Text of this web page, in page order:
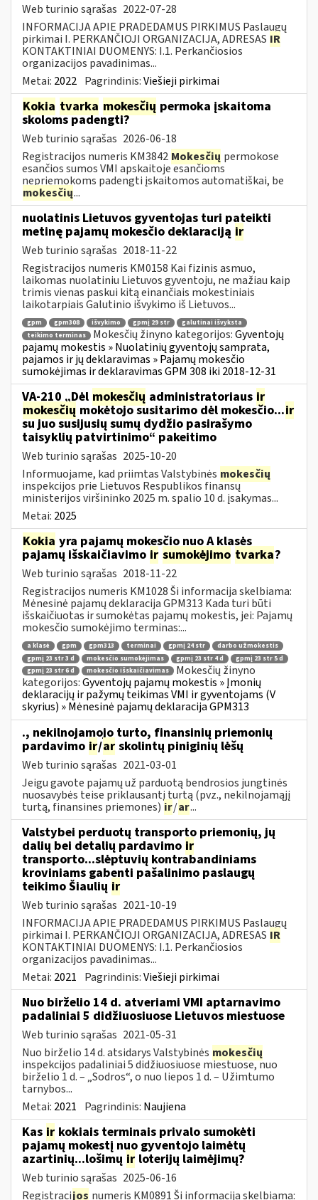
Web turinio sąrašas 2022-07-28
INFORMACIJA APIE PRADEDAMUS PIRKIMUS Paslaugų
pirkimai I. PERKANČIOJI ORGANIZACIJA, ADRESAS IR
KONTAKTINIAI DUOMENYS: I.1. Perkančiosios
organizacijos pavadinimas...
Metai: 2022 Pagrindinis:Viešieji pirkimai
Kokia tvarka mokesčių permoka įskaitoma
skoloms padengti?
Web turinio sąrašas 2026-06-18
Registracijos numeris KM3842 Mokesčių permokose
esančios sumos VMI apskaitoje esančioms
nepriemokoms padengti įskaitomos automatiškai, be
mokesčių...
nuolatinis Lietuvos gyventojas turi pateikti
metinę pajamų mokesčio deklaraciją ir
Web turinio sąrašas 2018-11-22
Registracijos numeris KM0158 Kai fizinis asmuo,
laikomas nuolatiniu Lietuvos gyventoju, ne mažiau kaip
trimis vienas paskui kitą einančiais mokestiniais
laikotarpiais Galutinio išvykimo iš Lietuvos...
gpm gpm308 išvykimo gpmį 29 str
galutinai išvyksta
teikimo terminas
Mokesčių žinyno kategorijos:Gyventojų
pajamų mokestis » Nuolatinių gyventojų samprata,
pajamos ir jų deklaravimas » Pajamų mokesčio
sumokėjimas ir deklaravimas GPM 308 iki 2018-12-31
VA-210 „Dėl mokesčių administratoriaus ir
mokesčių mokėtojo susitarimo dėl mokesčio...ir
su juo susijusių sumų dydžio pasirašymo
taisyklių patvirtinimo“ pakeitimo
Web turinio sąrašas 2025-10-20
Informuojame, kad priimtas Valstybinės mokesčių
inspekcijos prie Lietuvos Respublikos finansų
ministerijos viršininko 2025 m. spalio 10 d. įsakymas...
Metai: 2025
Kokia yra pajamų mokesčio nuo A klasės
pajamų išskaičiavimo ir sumokėjimo tvarka?
Web turinio sąrašas 2018-11-22
Registracijos numeris KM1028 Ši informacija skelbiama:
Mėnesinė pajamų deklaracija GPM313 Kada turi būti
išskaičiuotas ir sumokėtas pajamų mokestis, jei: Pajamų
mokesčio sumokėjimo terminas:...
a klasė gpm gpm313 terminai gpmį 24 str
darbo užmokestis
gpmį 23 str 3 d
mokesčio sumokėjimas gpmį 23 str 4 d
gpmį 23 str 5 d
gpmį 23 str 6 d
mokesčio išskaičiavimas
Mokesčių žinyno
kategorijos:Gyventojų pajamų mokestis » Įmonių
deklaracijų ir pažymų teikimas VMI ir gyventojams (V
skyrius) » Mėnesinė pajamų deklaracija GPM313
., nekilnojamojo turto, finansinių priemonių
pardavimo ir/ar skolintų piniginių lėšų
Web turinio sąrašas 2021-03-01
Jeigu gavote pajamų už parduotą bendrosios jungtinės
nuosavybės teise priklausantį turtą (pvz., nekilnojamąjį
turtą, finansines priemones) ir/ar...
Valstybei perduotų transporto priemonių, jų
dalių bei detalių pardavimo ir
transporto...slėptuvių kontrabandiniams
kroviniams gabenti pašalinimo paslaugų
teikimo Šiaulių ir
Web turinio sąrašas 2021-10-19
INFORMACIJA APIE PRADEDAMUS PIRKIMUS Paslaugų
pirkimai I. PERKANČIOJI ORGANIZACIJA, ADRESAS IR
KONTAKTINIAI DUOMENYS: I.1. Perkančiosios
organizacijos pavadinimas...
Metai: 2021 Pagrindinis:Viešieji pirkimai
Nuo birželio 14 d. atveriami VMI aptarnavimo
padaliniai 5 didžiuosiuose Lietuvos miestuose
Web turinio sąrašas 2021-05-31
Nuo birželio 14 d. atsidarys Valstybinės mokesčių
inspekcijos padaliniai 5 didžiuosiuose miestuose, nuo
birželio 1 d. – „Sodros“, o nuo liepos 1 d. – Užimtumo
tarnybos...
Metai: 2021 Pagrindinis: Naujiena
Kas ir kokiais terminais privalo sumokėti
pajamų mokestį nuo gyventojo laimėtų
azartinių...lošimų ir loterijų laimėjimų?
Web turinio sąrašas 2025-06-16
Registracijos numeris KM0891 Ši informacija skelbiama: